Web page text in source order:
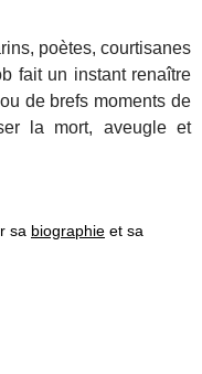
poètes, courtisanes
fait un instant renaître
de brefs moments de
la mort, aveugle et
sa biographie et sa